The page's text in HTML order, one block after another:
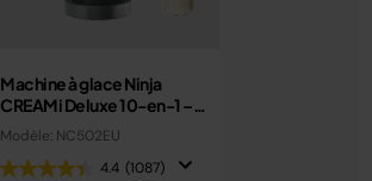
Machine à glace Ninja
CREAMi Deluxe 10-en-1 –
Glaces, sorbets et gelato
maison
Modèle: NC502EU
4.4 (1087)